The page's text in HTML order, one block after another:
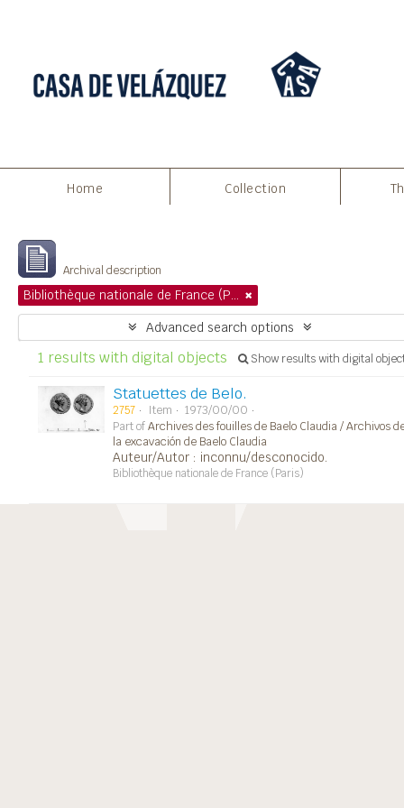
Home Collection
Archival description
Bibliothèque nationale de France (Paris)
Advanced search options
1 results with digital objects Show results with digital
Statuettes de Belo.
2757 Item
1973/00/00
Part ofArchives des fouilles de Baelo Claudia / Archivos
la excavación de Baelo Claudia
Auteur/Autor : inconnu/desconocido.
Bibliothèque nationale de France (Paris)